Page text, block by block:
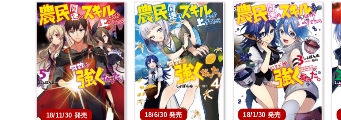
18/11/30 発売 18/6/30 発売 18/1/30 発売